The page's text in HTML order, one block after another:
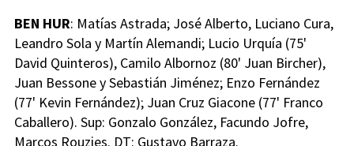
BEN HUR: Matías Astrada; José Alberto, Luciano Cura,
Leandro Sola y Martín Alemandi; Lucio Urquía (75'
David Quinteros), Camilo Albornoz (80' Juan Bircher),
Juan Bessone y Sebastián Jiménez; Enzo Fernández
(77' Kevin Fernández); Juan Cruz Giacone (77' Franco
Caballero). Sup: Gonzalo González, Facundo Jofre,
Marcos Rouzies. DT: Gustavo Barraza.